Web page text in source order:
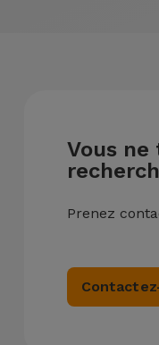
Vous
Prenez